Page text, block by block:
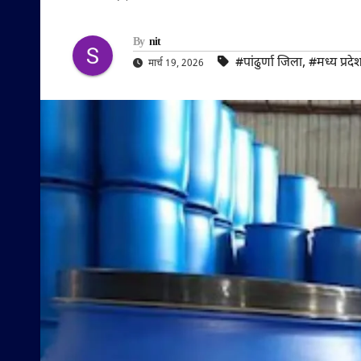
By nit
मार्च 19, 2026 #पांढुर्णा जिला, #मध्य